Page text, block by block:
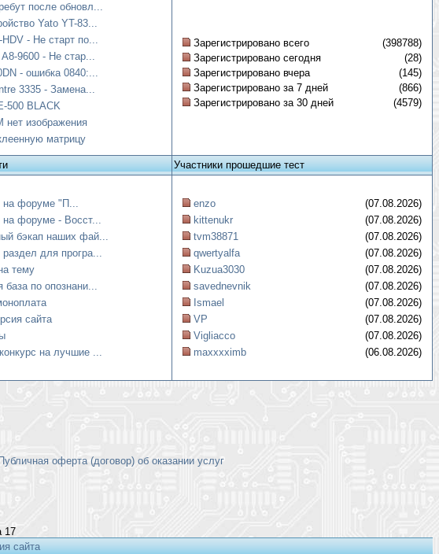
после обновл...
Yato YT-83...
- Не старт по...
9600 - Не стар...
- ошибка 0840:...
3335 - Замена...
500 BLACK
нет изображения
матрицу
Зарегистрировано всего
(398788)
Зарегистрировано сегодня
(28)
Зарегистрировано вчера
(145)
Зарегистрировано за 7 дней
(866)
Зарегистрировано за 30 дней
(4579)
Участники прошедшие тест
на форуме "П...
на форуме - Восст...
бэкап наших фай...
для програ...
тему
база по опознани...
сайта
на лучшие ...
enzo
(07.08.2026)
kittenukr
(07.08.2026)
tvm38871
(07.08.2026)
qwertyalfa
(07.08.2026)
Kuzua3030
(07.08.2026)
savednevnik
(07.08.2026)
Ismael
(07.08.2026)
VP
(07.08.2026)
Vigliacco
(07.08.2026)
maxxxximb
(06.08.2026)
Публичная оферта (договор) об оказании услуг
17
сайта